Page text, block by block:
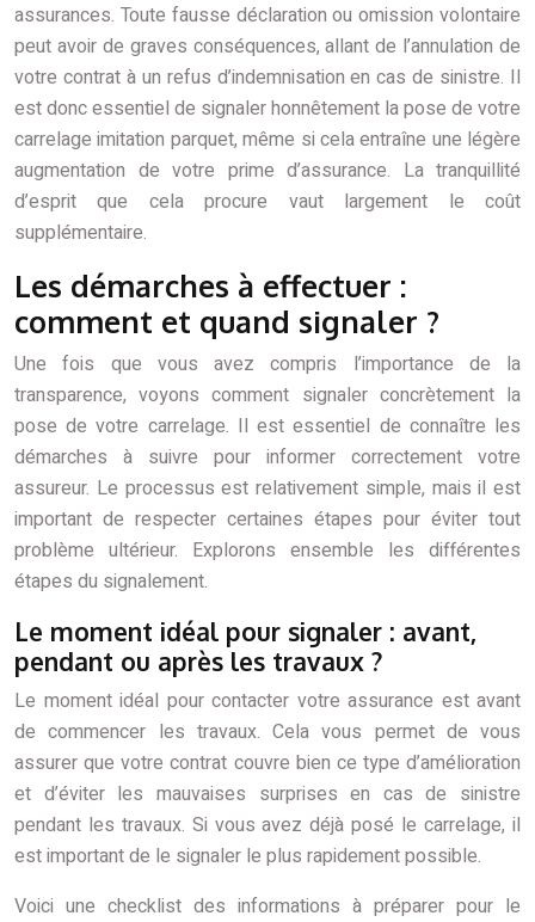
assurances. Toute fausse déclaration ou omission volontaire
peut avoir de graves conséquences, allant de l’annulation de
votre contrat à un refus d’indemnisation en cas de sinistre. Il
est donc essentiel de signaler honnêtement la pose de votre
carrelage imitation parquet, même si cela entraîne une légère
augmentation de votre prime d’assurance. La tranquillité
d’esprit que cela procure vaut largement le coût
supplémentaire.
Les démarches à effectuer :
comment et quand signaler ?
Une fois que vous avez compris l’importance de la
transparence, voyons comment signaler concrètement la
pose de votre carrelage. Il est essentiel de connaître les
démarches à suivre pour informer correctement votre
assureur. Le processus est relativement simple, mais il est
important de respecter certaines étapes pour éviter tout
problème ultérieur. Explorons ensemble les différentes
étapes du signalement.
Le moment idéal pour signaler : avant,
pendant ou après les travaux ?
Le moment idéal pour contacter votre assurance est avant
de commencer les travaux. Cela vous permet de vous
assurer que votre contrat couvre bien ce type d’amélioration
et d’éviter les mauvaises surprises en cas de sinistre
pendant les travaux. Si vous avez déjà posé le carrelage, il
est important de le signaler le plus rapidement possible.
Voici une checklist des informations à préparer pour le